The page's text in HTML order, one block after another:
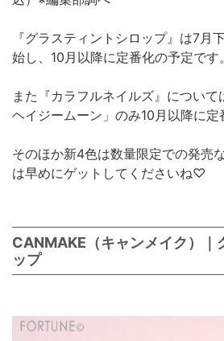
『グラスティントシロップ』は7月
始し、10月以降に定番化の予定です。
また『カラフルネイルズ』につい
ヘイジームーン」のみ10月以降に定
そのほか新4色は数量限定での発売
は早めにゲットしてくださいね♡
CANMAKE（キャンメイク）｜
ップ